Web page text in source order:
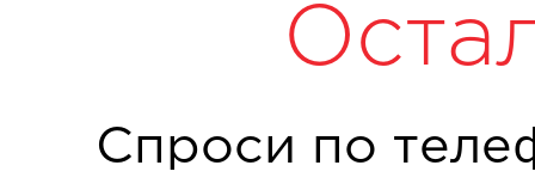
Спроси по